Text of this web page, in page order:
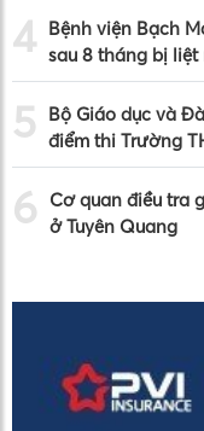
4 Bệnh viện Bạch
sau 8 tháng bị
5
Bộ Giáo dục và
điểm thi Trường
6
Cơ quan điều tra
ở Tuyên Quang